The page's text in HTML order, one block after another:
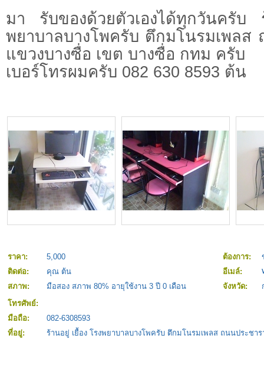
มา รับของด้วยตัวเองได้ทุกวันครับ
พยาบาลบางโพครับ ตึกมโนรมเพลส
แขวงบางซื่อ เขต บางซื่อ กทม ครับ
เบอร์โทรผมครับ 082 630 8593 ต้น
ราคา: 5,000 ต้องการ:
ติดต่อ:
คุณ ต้น
อีเมล์:
สภาพ:
มือสอง สภาพ 80% อายุใช้งาน 3 ปี 0 เดือน จังหวัด:
โทรศัพย์:
มือถือ:
082-6308593
ที่อยู่:
ร้านอยู่ เยื้อง โรงพยาบาลบางโพครับ ตึกมโนรมเพลส ถนนประช